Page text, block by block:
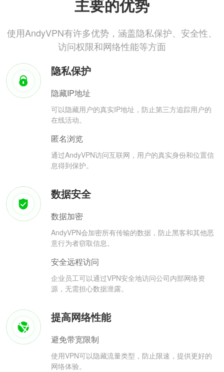
主要的优势
使用AndyVPN有许多优势，涵盖隐私保护、安全性、
访问权限和网络性能等方面
隐私保护
隐藏IP地址
可以隐藏用户的真实IP地址，防止第三方追踪用户的
在线活动。
匿名浏览
通过AndyVPN访问互联网，用户的真实身份和位置信
息得到保护。
数据安全
数据加密
AndyVPN会加密所有传输的数据，防止黑客和其他恶
意行为者窃取信息。
安全远程访问
企业员工可以通过VPN安全地访问公司内部网络资
源，无需担心数据泄露。
提高网络性能
避免带宽限制
使用VPN可以隐藏流量类型，防止限速，提供更好的
网络体验。